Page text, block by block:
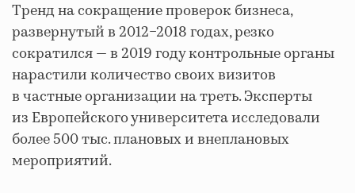
Тренд на сокращение проверок бизнеса,
развернутый в 2012−2018 годах, резко
сократился — в 2019 году контрольные органы
нарастили количество своих визитов
в частные организации на треть. Эксперты
из Европейского университета исследовали
более 500 тыс. плановых и внеплановых
мероприятий.